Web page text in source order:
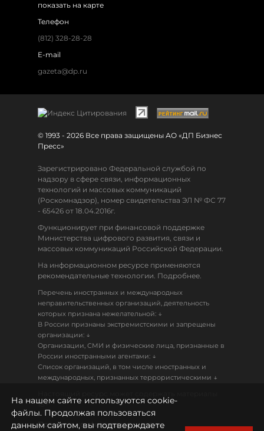
показать на карте
Телефон
(812) 328-28-28
E-mail
gazeta@dp.ru
© 1993 - 2026 Все права защищены АО «ДП Бизнес
Пресс»
Зарегистрировано Федеральной службой по
надзору в сфере связи, информационных
технологий и массовых коммуникаций
(Роскомнадзор), номер свидетельства ЭЛ № ФС 77
- 65426 от 18.04.2016г.
Функционирует при финансовой поддержке
Министерства цифрового развития, связи и
массовых коммуникаций Российской Федерации.
На информационном ресурсе применяются
рекомендательные технологии. Подробнее.
Перечень иностранных и международных
неправительственных организаций, деятельность
которых признана нежелательной: ↓
В России признаны экстремистскими и запрещены
организации: ↓
Организации, СМИ и физические лица, признанные в
России иностранными агентами: ↓
Список организаций, в том числе иностранных и
международных, признанных террористическими ↓
18+
Политика конфиденциальности
На нашем сайте используются cookie-
файлы. Продолжая пользоваться
данным сайтом, вы подтверждаете